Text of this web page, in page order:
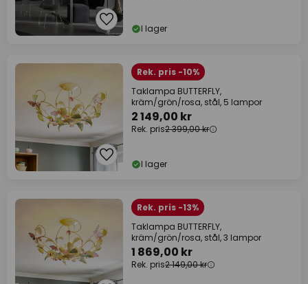
I lager
Rek. pris -10%
Taklampa BUTTERFLY,
kräm/grön/rosa, stål, 5 lampor
2 149,00 kr
Rek. pris2 399,00 kr
I lager
Rek. pris -13%
Taklampa BUTTERFLY,
kräm/grön/rosa, stål, 3 lampor
1 869,00 kr
Rek. pris2 149,00 kr